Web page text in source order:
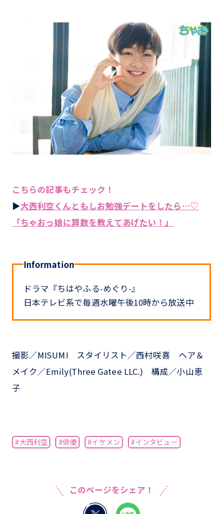
こちらの記事もチェック！
▶大西利空くんともしお勉強デートをしたら…♡
「ちゃおっ娘に算数を教えてあげたい！」
Information
ドラマ『ちはやふる-めぐり-』
日本テレビ系で毎週水曜午後10時から放送中
撮影／MISUMI スタイリスト／西村咲喜 ヘア＆
メイク／Emily(Three Gatee LLC.) 構成／小山恵
子
#大西利空 #俳優 #イケメン #インタビュー
このページをシェア！